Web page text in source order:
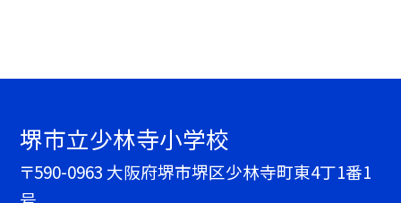
堺市立少林寺小学校
〒590-0963 大阪府堺市堺区少林寺町東4丁1番1